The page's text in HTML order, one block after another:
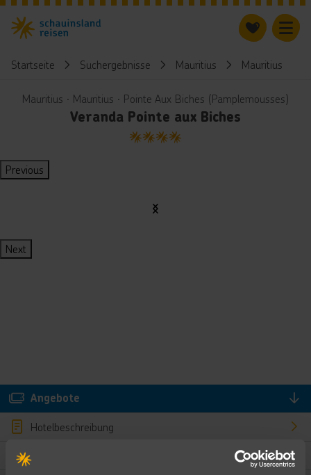
Startseite Suchergebnisse Mauritius Mauritius
Mauritius ∙ Mauritius ∙ Pointe Aux Biches (Pamplemousses)
Veranda Pointe aux Biches
4
Previous
Next
Angebote
Hotelbeschreibung